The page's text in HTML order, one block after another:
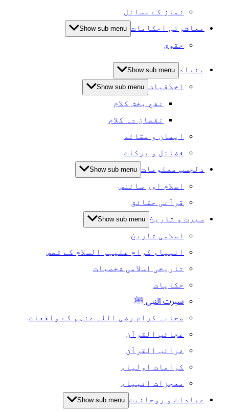
نماز کے مسائل
معاشرتی احکامات Show sub menu
حقوق
بنیاد Show sub menu
اخلاقیات Show sub menu
نفع بخش کلام
نقصان دہ کلام
ایمان و عقائد
فضائل و برکات
دلچسپ معلومات Show sub menu
اسلام اور سائنس
قرآنی حقائق
سیرت و تاریخ Show sub menu
اسلامی تاریخ
انبیاء کرام علیہم السلام کے قصص
تاریخی اسلامی شخصیات
حکایات
سیرت النبی ﷺ
صحابہ کرام رضی اللہ عنہم کے واقعات
عجائب القرآن
غرائب القرآن
کرامات اولیاء
معجزات انبیاء
عبادات و روحانیت Show sub menu